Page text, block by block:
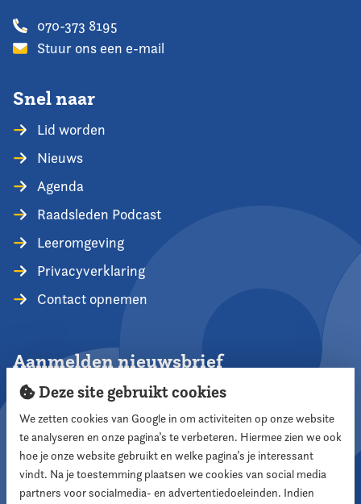
070-373 8195
Stuur ons een e-mail
Snel naar
Lid worden
Nieuws
Agenda
Raadsleden Podcast
Leeromgeving
Privacyverklaring
Contact opnemen
Aanmelden nieuwsbrief
Aanmelden
Volg ons
Deze site gebruikt cookies
We zetten cookies van Google in om activiteiten op onze website
te analyseren en onze pagina’s te verbeteren. Hiermee zien we ook
hoe je onze website gebruikt en welke pagina’s je interessant
vindt. Na je toestemming plaatsen we cookies van social media
partners voor socialmedia- en advertentiedoeleinden. Indien